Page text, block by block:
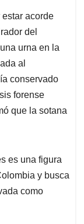
acorde
del
urna en la
al
conservado
forense
que la sotana
es una figura
y busca
como